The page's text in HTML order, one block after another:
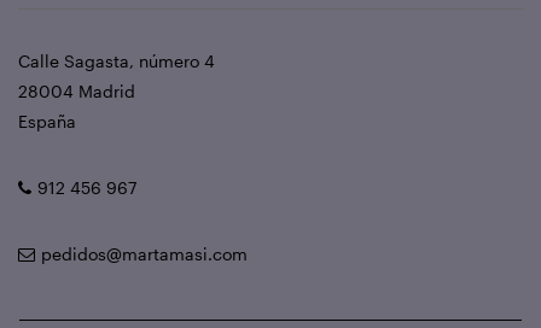
Calle Sagasta, número 4
28004 Madrid
España
912 456 967
pedidos@martamasi.com